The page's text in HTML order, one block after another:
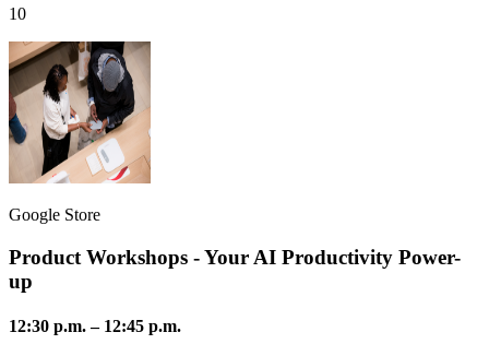
10
Google Store
Product Workshops - Your AI Productivity Power-
up
12:30 p.m.– 12:45 p.m.